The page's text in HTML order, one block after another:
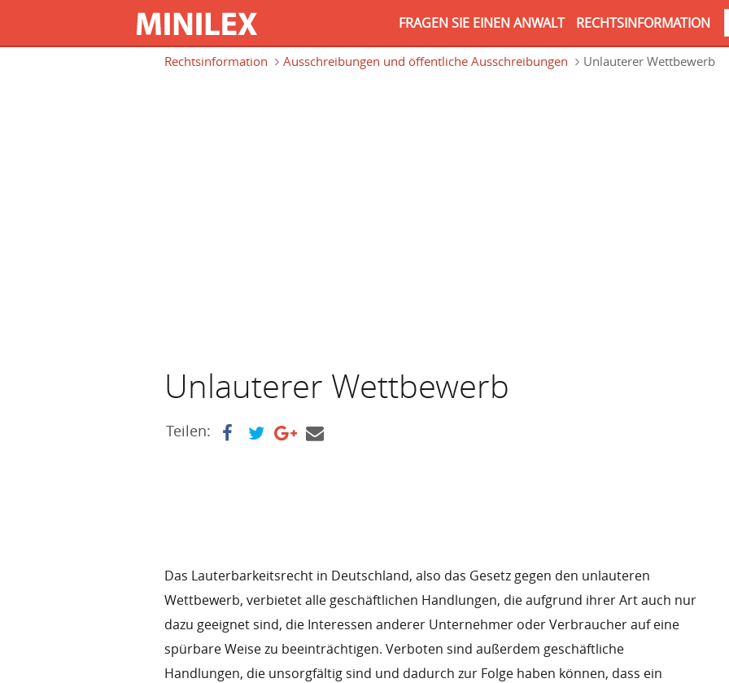
Direkt zum Inhalt
FRAGEN SIE EINEN ANWALT RECHTSINFORMATION
Rechtsinformation Ausschreibungen und öffentliche Ausschreibungen Unlauterer Wettbewerb
Unlauterer Wettbewerb
Teilen:
Das Lauterbarkeitsrecht in Deutschland, also das Gesetz gegen den unlauteren
Wettbewerb, verbietet alle geschäftlichen Handlungen, die aufgrund ihrer Art auch nur
dazu geeignet sind, die Interessen anderer Unternehmer oder Verbraucher auf eine
spürbare Weise zu beeinträchtigen. Verboten sind außerdem geschäftliche
Handlungen, die unsorgfältig sind und dadurch zur Folge haben können, dass ein